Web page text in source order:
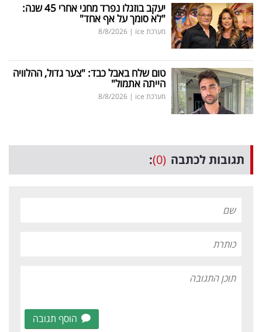
יעקב בוזגלו נפרד מחני אחרי 45 שנה:
"לא סומך על אף אחד"
מערכת ice |
8/8/2026
טום שלח באבל כבד: "צער גדול, ההלוויה
הייתה אתמול"
מערכת ice |
8/8/2026
תגובות לכתבה (0)
:
הוסף תגובה